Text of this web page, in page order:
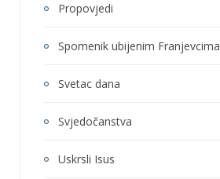
Propovjedi
Spomenik ubijenim Franjevcima
Svetac dana
Svjedočanstva
Uskrsli Isus